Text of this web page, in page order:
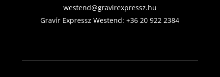
westend@gravirexpressz.hu
Gravír Expressz Westend:+36 20 922 2384